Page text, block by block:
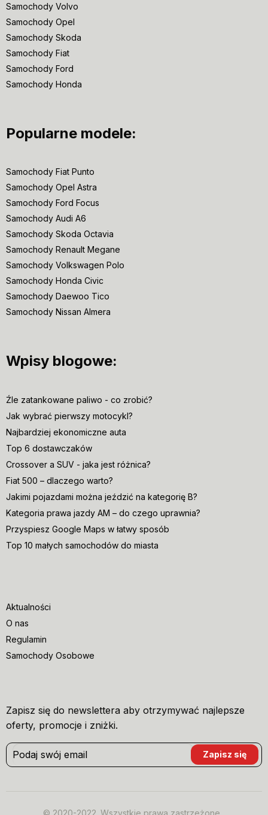
Samochody Volvo
Samochody Opel
Samochody Skoda
Samochody Fiat
Samochody Ford
Samochody Honda
Popularne modele:
Samochody Fiat Punto
Samochody Opel Astra
Samochody Ford Focus
Samochody Audi A6
Samochody Skoda Octavia
Samochody Renault Megane
Samochody Volkswagen Polo
Samochody Honda Civic
Samochody Daewoo Tico
Samochody Nissan Almera
Wpisy blogowe:
Źle zatankowane paliwo - co zrobić?
Jak wybrać pierwszy motocykl?
Najbardziej ekonomiczne auta
Top 6 dostawczaków
Crossover a SUV - jaka jest różnica?
Fiat 500 – dlaczego warto?
Jakimi pojazdami można jeździć na kategorię B?
Kategoria prawa jazdy AM – do czego uprawnia?
Przyspiesz Google Maps w łatwy sposób
Top 10 małych samochodów do miasta
Aktualności
O nas
Regulamin
Samochody Osobowe
Zapisz się do newslettera aby otrzymywać najlepsze
oferty, promocje i zniżki.
© 2020-2022. Wszystkie prawa zastrzeżone